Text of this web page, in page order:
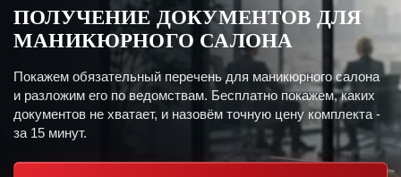
ПОЛУЧЕНИЕ ДОКУМЕНТОВ ДЛЯ
МАНИКЮРНОГО САЛОНА
Покажем обязательный перечень для маникюрного салона
и разложим его по ведомствам. Бесплатно покажем, каких
документов не хватает, и назовём точную цену комплекта -
за 15 минут.